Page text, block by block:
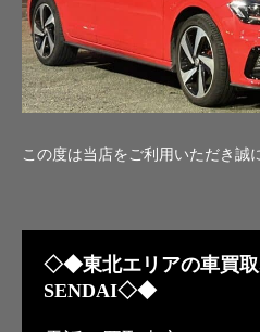
この度は当店をご利用いただき誠
◇◆東北エリアの車買取
SENDAI◇◆